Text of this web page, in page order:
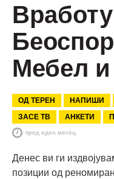
Мебел
ОД ТЕРЕН НАПИШИ
ЗАСЕ ТВ
АНКЕТИ
пред еден месец
Денес ви ги
позиции од